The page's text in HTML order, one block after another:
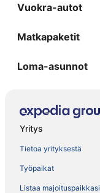
Vuokra-autot
Matkapaketit
Loma-asunnot
Yritys
Tietoa yrityksestä
Työpaikat
Listaa majoituspaikkasi